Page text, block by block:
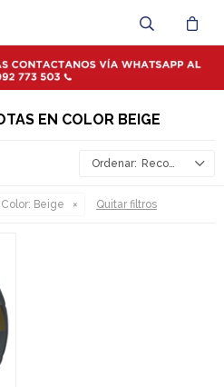
EN COLOR BEIGE
Recomendados
Color: Beige Quitar filtros